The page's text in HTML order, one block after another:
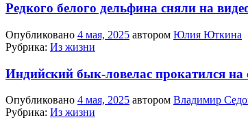
Редкого белого дельфина сняли на
Опубликовано 4 мая, 2025 автором Юлия Юткина
Рубрика: Из жизни
Индийский бык-ловелас прокатился на
Опубликовано 4 мая, 2025 автором Владимир
Рубрика: Из жизни